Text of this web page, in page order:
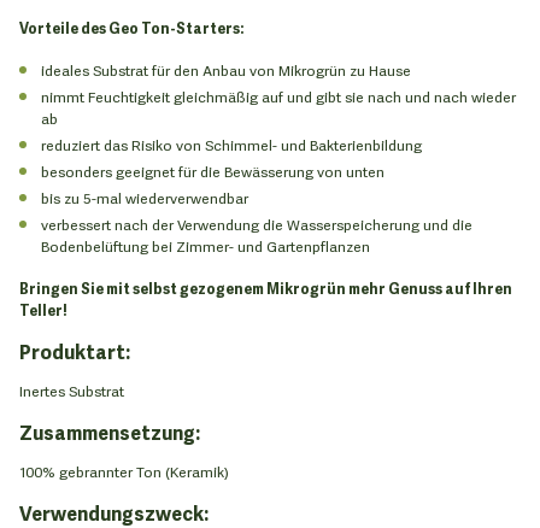
Vorteile des Geo Ton-Starters:
ideales Substrat für den Anbau von Mikrogrün zu Hause
nimmt Feuchtigkeit gleichmäßig auf und gibt sie nach und nach wieder
ab
reduziert das Risiko von Schimmel- und Bakterienbildung
besonders geeignet für die Bewässerung von unten
bis zu 5-mal wiederverwendbar
verbessert nach der Verwendung die Wasserspeicherung und die
Bodenbelüftung bei Zimmer- und Gartenpflanzen
Bringen Sie mit selbst gezogenem Mikrogrün mehr Genuss auf Ihren
Teller!
Produktart:
Inertes Substrat
Zusammensetzung:
100% gebrannter Ton (Keramik)
Verwendungszweck: